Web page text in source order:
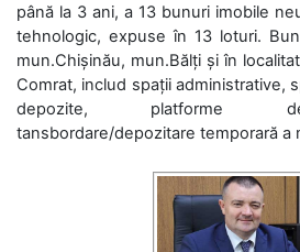
până la 3 ani, a 13 bunuri imobile
tehnologic, expuse în 13 loturi.
mun.Chișinău, mun.Bălți și în
Comrat, includ spații administrative,
depozite, platforme
tansbordare/depozitare temporară a